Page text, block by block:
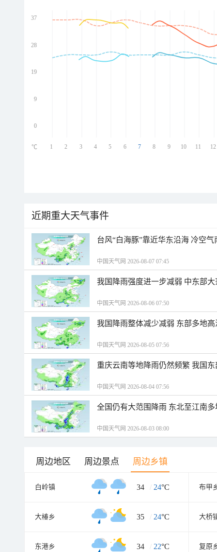
37
28
19
9
0
1 2 3 4 5 6 7 8 9 10 11 12
℃
近期重大天气事件
台风“白海豚”靠近华东沿海 冷空
中国天气网 2026-08-07 07:45
我国降雨强度进一步减弱 中东部
中国天气网 2026-08-06 07:50
我国降雨整体减少减弱 东部多地
中国天气网 2026-08-05 07:56
重庆云南等地降雨仍然频繁 我国
中国天气网 2026-08-04 07:56
全国仍有大范围降雨 东北至江南
中国天气网 2026-08-03 08:00
周边地区 周边景点 周边乡镇
白岭镇 34 / 24°C 布甲
大椿乡 35 / 24°C 大桥
东港乡 34 / 22°C 复原